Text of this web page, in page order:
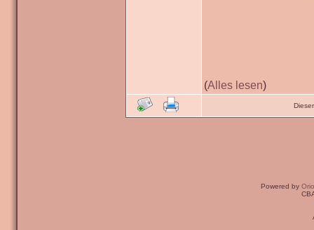
(Alles lesen)
Powered by